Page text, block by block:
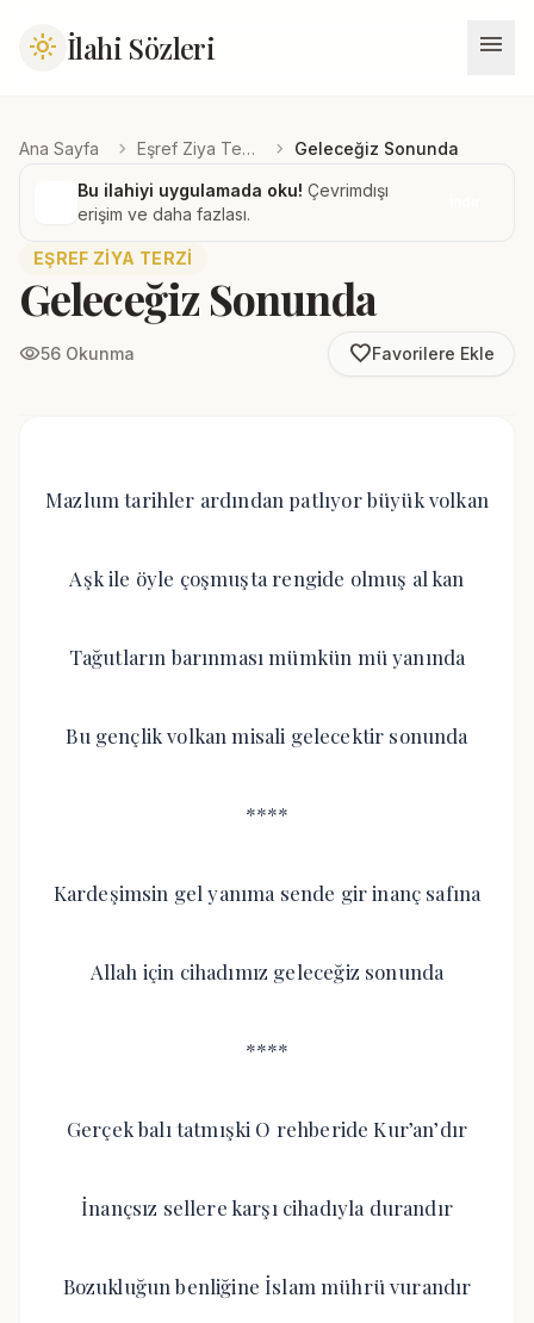
light_mode İlahi Sözleri menu
Ana Sayfa chevron_right Eşref Ziya Terzi chevron_right Geleceğiz Sonunda
Bu ilahiyi uygulamada oku! Çevrimdışı
erişim ve daha fazlası.
EŞREF ZIYA TERZI
Geleceğiz Sonunda
visibility56 Okunma favorite_borderFavorilere Ekle
Mazlum tarihler ardından patlıyor büyük volkan
Aşk ile öyle çoşmuşta rengide olmuş al kan
Tağutların barınması mümkün mü yanında
Bu gençlik volkan misali gelecektir sonunda
****
Kardeşimsin gel yanıma sende gir inanç safına
Allah için cihadımız geleceğiz sonunda
****
Gerçek balı tatmışki O rehberide Kur’an’dır
İnançsız sellere karşı cihadıyla durandır
Bozukluğun benliğine İslam mührü vurandır